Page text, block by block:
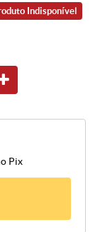
Indisponível
Pix